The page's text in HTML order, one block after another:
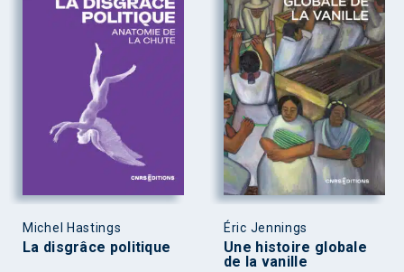
Michel Hastings
La disgrâce politique
Éric Jennings
Une histoire globale
de la vanille